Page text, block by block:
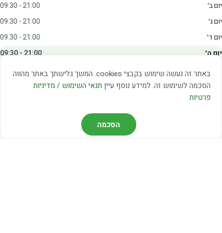
באתר זה נעשה שימוש בקבצי cookies. המשך גלישתך באתר מהווה
הסכמה לשימוש זה. למידע נוסף עיין תנאי השימוש / מדיניות
פרטיות
הסכמה
יום ב׳
09:30 - 21:00
יום ג׳
09:30 - 21:00
יום ד׳
09:30 - 21:00
יום ה׳
09:30 - 21:00
09:00 - 15:00
שבת
20:00 - 23:00